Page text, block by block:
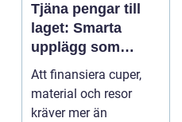
Tjäna pengar till
laget: Smarta
upplägg som
håller i längden
Att finansiera cuper,
material och resor
kräver mer än